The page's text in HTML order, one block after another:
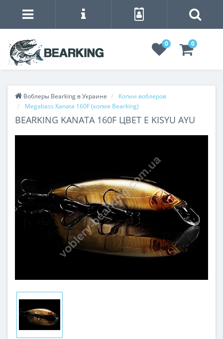
0 0
Воблеры Bearking в Украине
Копии воблеров
Megabass Kanata 160F (копия Bearking)
BEARKING KANATA 160F ЦВЕТ E KISYU AYU